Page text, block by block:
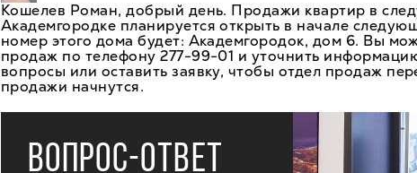
Кошелев Роман, добрый день. Продажи квартир в
Академгородке планируется открыть в начале
номер этого дома будет: Академгородок, дом 6. Вы
продаж по телефону 277-99-01 и уточнить
вопросы или оставить заявку, чтобы отдел продаж
продажи начнутся.
ВОПРОС-ОТВЕТ